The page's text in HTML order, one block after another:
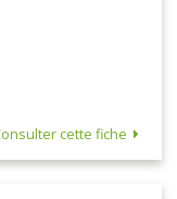
cette fiche